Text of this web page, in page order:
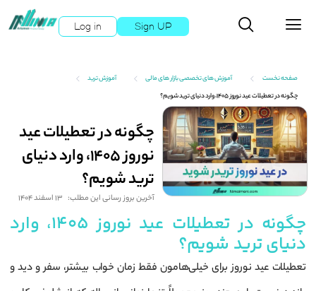
Log in Sign UP
صفحه نخست آموزش های تخصصی بازار های مالی
آموزش ترید
چگونه در تعطیلات عید نوروز 1405، وارد دنیای ترید شویم؟
چگونه در تعطیلات عید
نوروز 1405، وارد دنیای
ترید شویم؟
آخرین بروز رسانی این مطلب: 13 اسفند 1404
چگونه در تعطیلات عید نوروز 1405، وارد
دنیای ترید شویم؟
تعطیلات عید نوروز برای خیلی‌هامون فقط زمان خواب بیشتر، سفر و دید و